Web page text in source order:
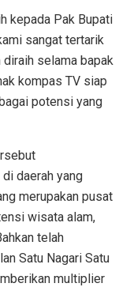
kepada Pak Bupati
sangat tertarik
diraih selama bapak
kompas TV siap
potensi yang
daerah yang
merupakan pusat
wisata alam,
telah
Satu Nagari Satu
multiplier